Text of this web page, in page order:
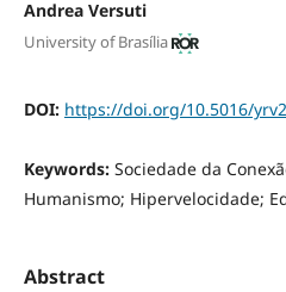
Andrea Versuti
University of Brasília
DOI: https://doi.org/10.5016/
Keywords: Sociedade da
Humanismo; Hipervelocidade;
Abstract